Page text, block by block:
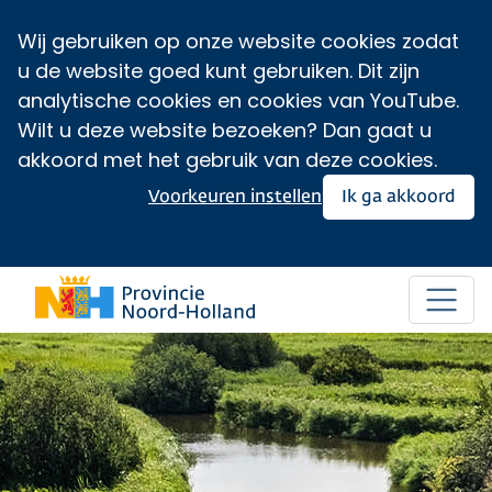
Wij gebruiken op onze website cookies zodat
u de website goed kunt gebruiken. Dit zijn
analytische cookies en cookies van YouTube.
Wilt u deze website bezoeken? Dan gaat u
akkoord met het gebruik van deze cookies.
Ik ga akkoord
Voorkeuren instellen